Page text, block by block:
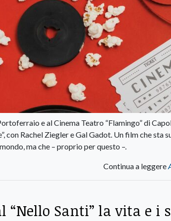
e al Cinema Teatro “Flamingo” di
con Rachel Ziegler e Gal Gadot. Un film che
ma che – proprio per questo –.
Continua a leggere
“Nello Santi” la vita e i